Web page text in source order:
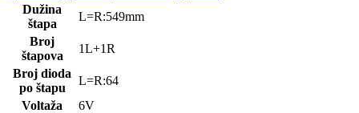
Dužina
štapa
L=R:549mm
Broj
štapova
1L+1R
Broj dioda
po štapu
L=R:64
Voltaža
6V